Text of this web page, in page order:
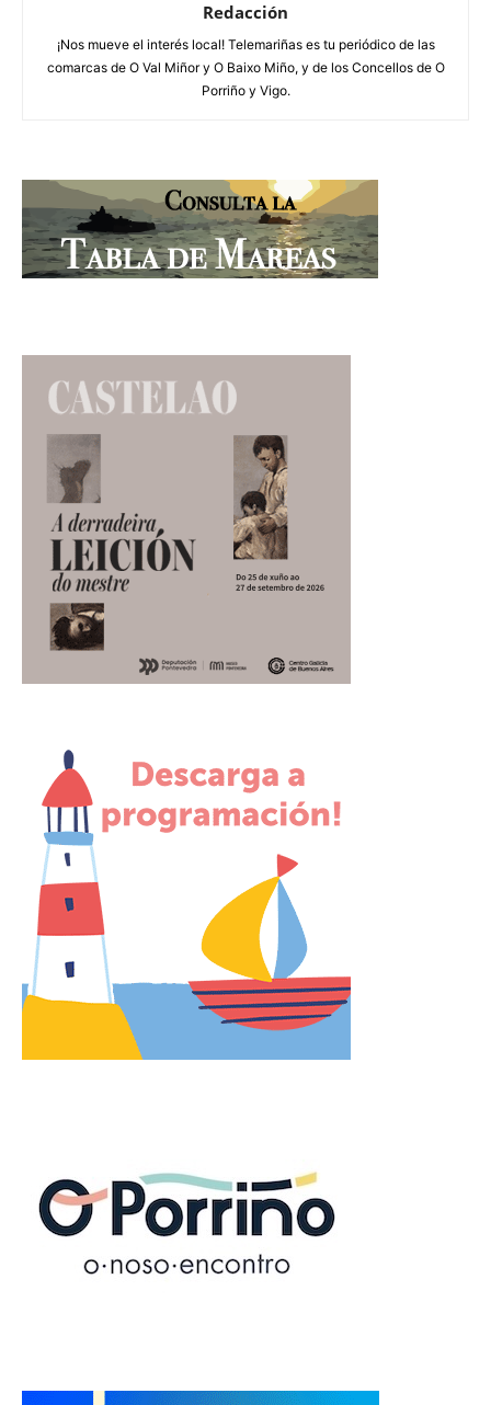
Redacción
¡Nos mueve el interés local! Telemariñas es tu periódico de las
comarcas de O Val Miñor y O Baixo Miño, y de los Concellos de O
Porriño y Vigo.